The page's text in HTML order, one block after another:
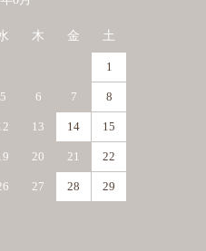
木 金 土
1
5 6 7 8
13 14 15
20 21 22
27 28 29